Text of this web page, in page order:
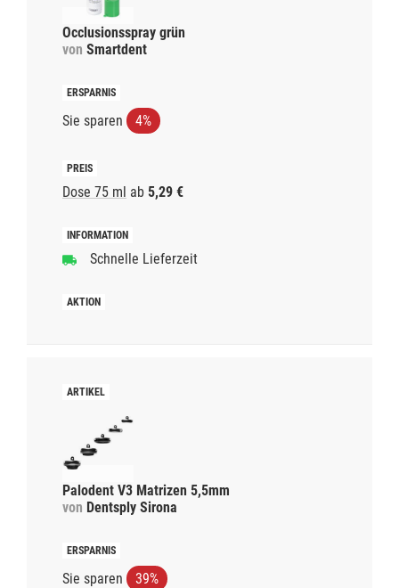
Occlusionsspray grün
von Smartdent
Sie sparen 4%
Dose 75 ml ab 5,29 €
Schnelle Lieferzeit
Palodent V3 Matrizen 5,5mm
von Dentsply Sirona
Sie sparen 39%